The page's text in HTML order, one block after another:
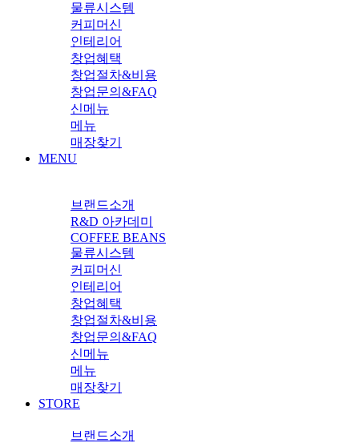
물류시스템
커피머신
인테리어
창업혜택
창업절차&비용
창업문의&FAQ
신메뉴
메뉴
매장찾기
MENU
브랜드소개
R&D 아카데미
COFFEE BEANS
물류시스템
커피머신
인테리어
창업혜택
창업절차&비용
창업문의&FAQ
신메뉴
메뉴
매장찾기
STORE
브랜드소개